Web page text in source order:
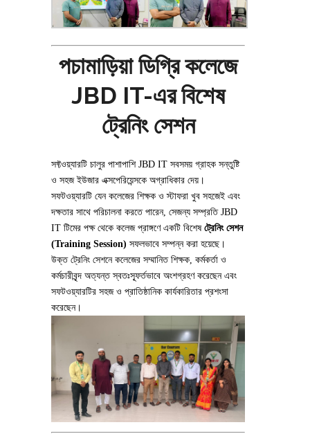
পচামাড়িয়া ডিগ্রি কলেজে
JBD IT-এর বিশেষ
ট্রেনিং সেশন
সফ্টওয়্যারটি চালুর পাশাপাশি JBD IT সবসময় গ্রাহক সন্তুষ্টি
ও সহজ ইউজার এক্সপেরিয়েন্সকে অগ্রাধিকার দেয়।
সফটওয়্যারটি যেন কলেজের শিক্ষক ও স্টাফরা খুব সহজেই এবং
দক্ষতার সাথে পরিচালনা করতে পারেন, সেজন্য সম্প্রতি JBD
IT টিমের পক্ষ থেকে কলেজ প্রাঙ্গণে একটি বিশেষ ট্রেনিং সেশন
(Training Session) সফলভাবে সম্পন্ন করা হয়েছে।
উক্ত ট্রেনিং সেশনে কলেজের সম্মানিত শিক্ষক, কর্মকর্তা ও
কর্মচারীবৃন্দ অত্যন্ত স্বতঃস্ফূর্তভাবে অংশগ্রহণ করেছেন এবং
সফটওয়্যারটির সহজ ও প্রাতিষ্ঠানিক কার্যকারিতার প্রশংসা
করেছেন।